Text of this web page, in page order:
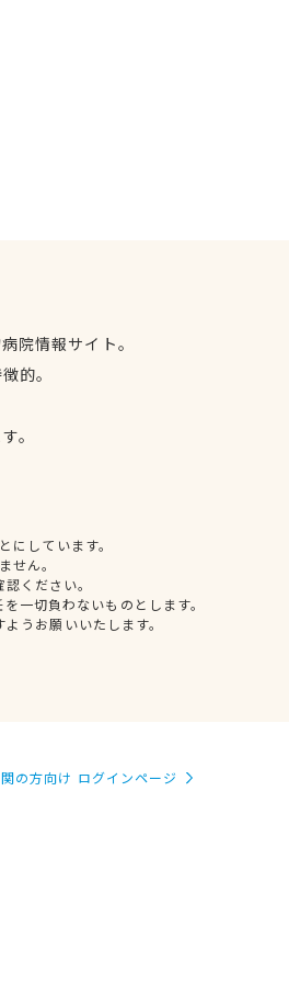
院情報サイト。
的。
。
しています。
せん。
ください。
一切負わないものとします。
うお願いいたします。
の方向け ログインページ